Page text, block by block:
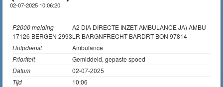
02-07-2025 10:06:20
P2000 melding
A2 DIA DIRECTE INZET AMBULANCE JA) AMBU
17126 BERGEN 2993LR BARGNFRECHT BARDRT BON 97814
Hulpdienst
Ambulance
Prioriteit
Gemiddeld, gepaste spoed
Datum
02-07-2025
Tijd
10:06